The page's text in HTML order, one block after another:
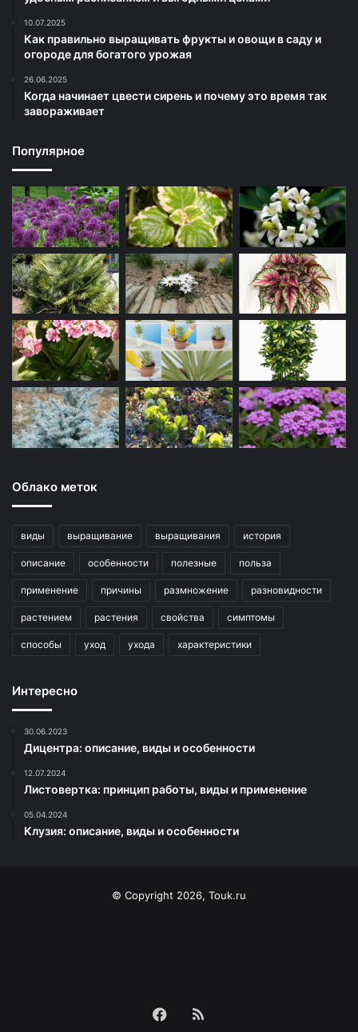
10.07.2025
Как правильно выращивать фрукты и овощи в саду и
огороде для богатого урожая
26.06.2025
Когда начинает цвести сирень и почему это время так
завораживает
Популярное
Облако меток
виды выращивание выращивания история
описание особенности полезные польза
применение причины размножение разновидности
растением растения свойства симптомы
способы уход ухода характеристики
Интересно
30.06.2023
Дицентра: описание, виды и особенности
12.07.2024
Листовертка: принцип работы, виды и применение
05.04.2024
Клузия: описание, виды и особенности
© Copyright 2026, Touk.ru
Facebook